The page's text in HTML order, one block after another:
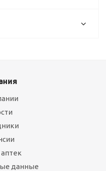
данные